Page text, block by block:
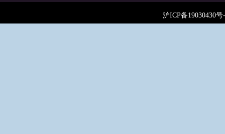
沪ICP备19030430号